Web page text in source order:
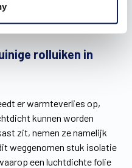
rolluiken in
er warmteverlies op,
kunnen worden
zit, nemen ze namelijk
weggenomen stuk isolatie
een luchtdichte folie